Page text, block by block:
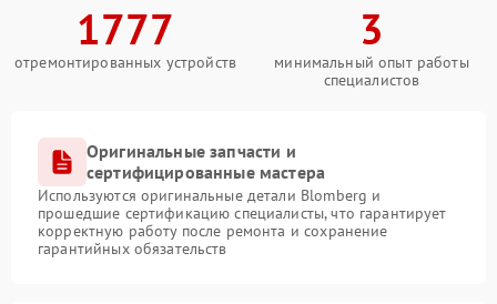
1777
отремонтированных устройств
3
минимальный опыт работы
специалистов
Оригинальные запчасти и
сертифицированные мастера
Используются оригинальные детали Blomberg и
прошедшие сертификацию специалисты, что гарантирует
корректную работу после ремонта и сохранение
гарантийных обязательств